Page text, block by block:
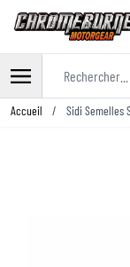
Allez au contenu
Accueil / Sidi Semelles